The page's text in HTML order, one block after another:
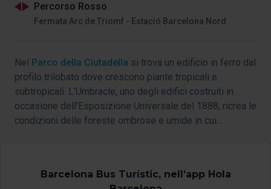
Percorso Rosso
Fermata Arc de Triomf - Estació Barcelona Nord
Nel Parco della Ciutadella si trova un edificio in ferro dal
profilo trilobato dove crescono piante tropicali e
subtropicali. L’Umbracle, uno degli edifici costruiti in
occasione dell’Esposizione Universale del 1888, ricrea le
condizioni delle foreste ombrose e umide in cui
Barcelona Bus Turístic, nell’app Hola